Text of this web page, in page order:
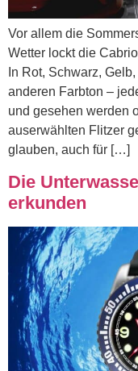
Vor allem die
Wetter lockt die
In Rot, Schwarz,
anderen Farbton –
und gesehen werden
auserwählten Flitzer
glauben, auch für […]
Die
erkunden